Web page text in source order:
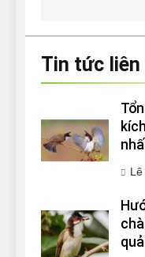
Tin tức liên
Lê